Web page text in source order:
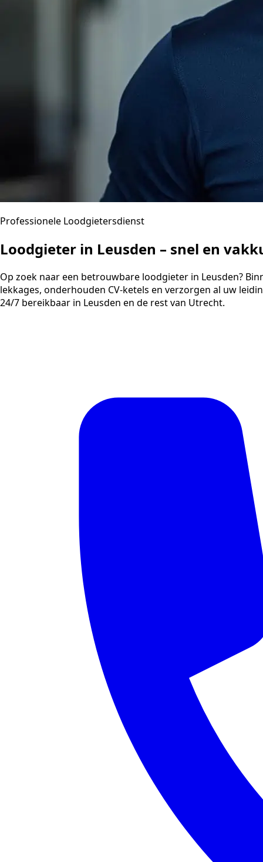
Professionele Loodgietersdienst
Loodgieter in Leusden – snel en
Op zoek naar een betrouwbare loodgieter in Leusden?
lekkages, onderhouden CV-ketels en verzorgen al uw
24/7 bereikbaar in Leusden en de rest van Utrecht.